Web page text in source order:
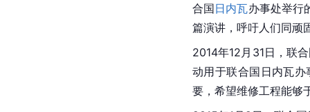
合国日内瓦办事处举行
篇演讲，呼吁人们同顽
2014年12月31日，联
动用于联合国日内瓦
要，希望维修工程能够